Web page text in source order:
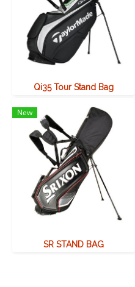
Qi35 Tour Stand Bag
New
SR STAND BAG